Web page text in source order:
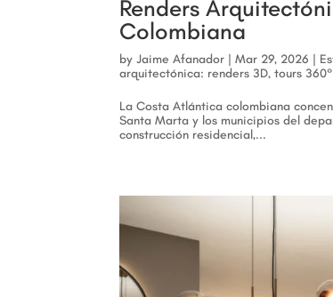
Renders
Colombiana
byJaime Afanador |Mar 29, 2026 |
arquitectónica: renders 3D, tours
La Costa Atlántica colombiana
Santa Marta y los municipios del
construcción residencial,...